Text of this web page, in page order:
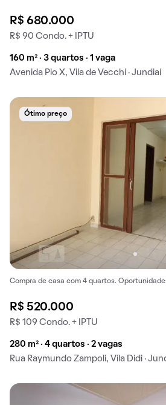
R$ 680.000
R$ 90 Condo. + IPTU
160 m² · 3 quartos · 1 vaga
Avenida Pio X, Vila de Vecchi · Jundiaí
Ótimo preço
Compra de casa com 4 quartos.
R$ 520.000
R$ 109 Condo. + IPTU
280 m² · 4 quartos · 2 vagas
Rua Raymundo Zampoli, Vila Didi ·